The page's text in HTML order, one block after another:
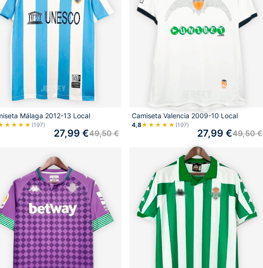
Málaga 2012-13 Local
(197)
49,50€
27,99 €
Camiseta Valencia 2009-10 Local
4,8★★★★★ (197)
49,50€
27,99 €